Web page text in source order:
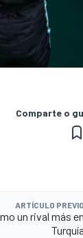
Comparte o
ARTÍCULO PREVIO
un rival más en
Turquía